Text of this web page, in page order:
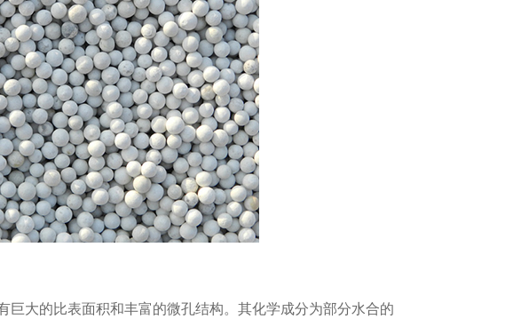
大的比表面积和丰富的微孔结构。其化学成分为部分水合的